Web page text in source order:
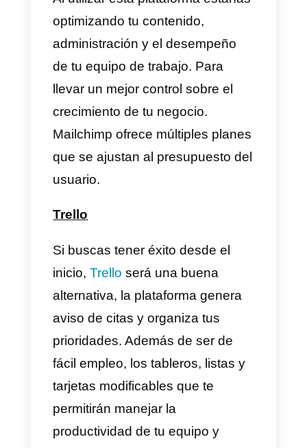
plataforma
7) API pública
8) App móvilmuy estable
Aunque Callbell
no tiene
integraciones, se encuentran
que te ayudaran con tu negocio.
Un buen ejemplo de esto es el
reciente lanzamiento de su
y suAPIpública.
Mailchimp
Estaplataforma multiusos